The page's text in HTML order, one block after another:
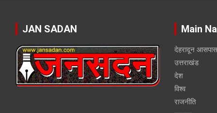
JAN SADAN Main
देहरादून आसपास
उत्तराखंड
देश
विश्व
राजनीति